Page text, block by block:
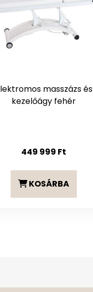
masszázs és
kezelőágy fehér
449 999 Ft
KOSÁRBA